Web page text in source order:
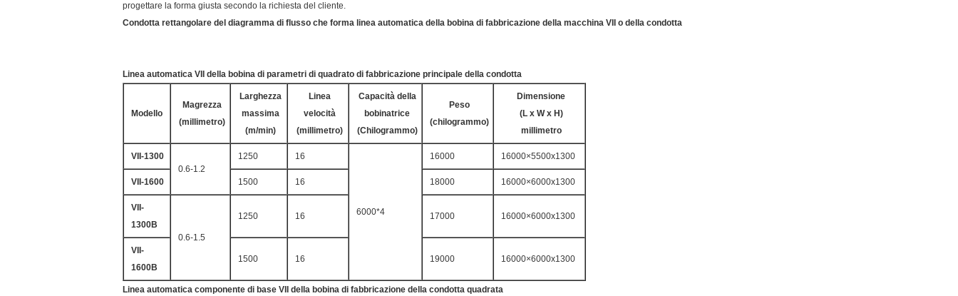
progettare la forma giusta secondo la richiesta del cliente.
Condotta rettangolare del diagramma di flusso che forma linea automatica della bobina di fabbricazione della macchina VII o della condotta
Linea automatica VII della bobina di parametri di quadrato di fabbricazione principale della condotta
Modello
Magrezza
(millimetro)
Larghezza
massima
(m/min)
Linea
velocità
(millimetro)
Capacità della
bobinatrice
(Chilogrammo)
Peso
(chilogrammo)
Dimensione
(L x W x H)
millimetro
VII-1300
0.6-1.2
1250 16
6000*4
16000 16000×5500x1300
VII-1600 1500 16 18000 16000×6000x1300
VII-
1300B
0.6-1.5
1250 16 17000 16000×6000x1300
VII-
1600B
1500 16 19000 16000×6000x1300
Linea automatica componente di base VII della bobina di fabbricazione della condotta quadrata